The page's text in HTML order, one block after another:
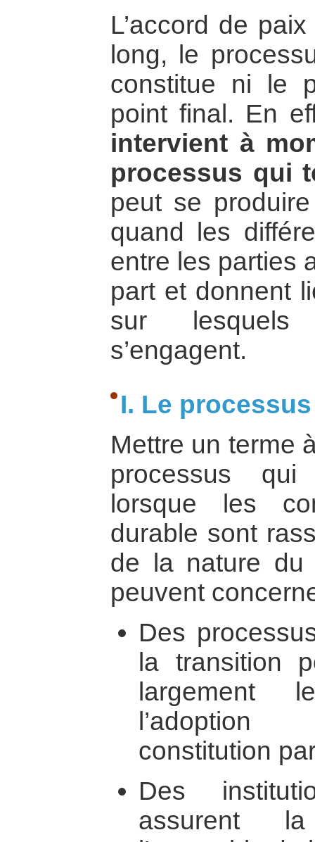
L’accord de
long, le
constitue ni le
point final. En
intervient à
processus qui
peut se
quand les
entre les parties
part et donnent
sur lesquels
s’engagent.
I. Le
Mettre un terme
processus
lorsque les
durable sont
de la nature du
peuvent
Des
la transition
largement
constitution
Des
assurent